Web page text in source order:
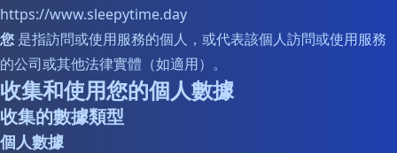
https://www.sleepytime.day
您 是指訪問或使用服務的個人，或代表該個人訪問或使用服務
的公司或其他法律實體（如適用）。
收集和使用您的個人數據
收集的數據類型
個人數據